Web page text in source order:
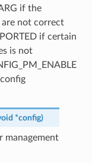
if the
not correct
if certain
is not
*config)
management